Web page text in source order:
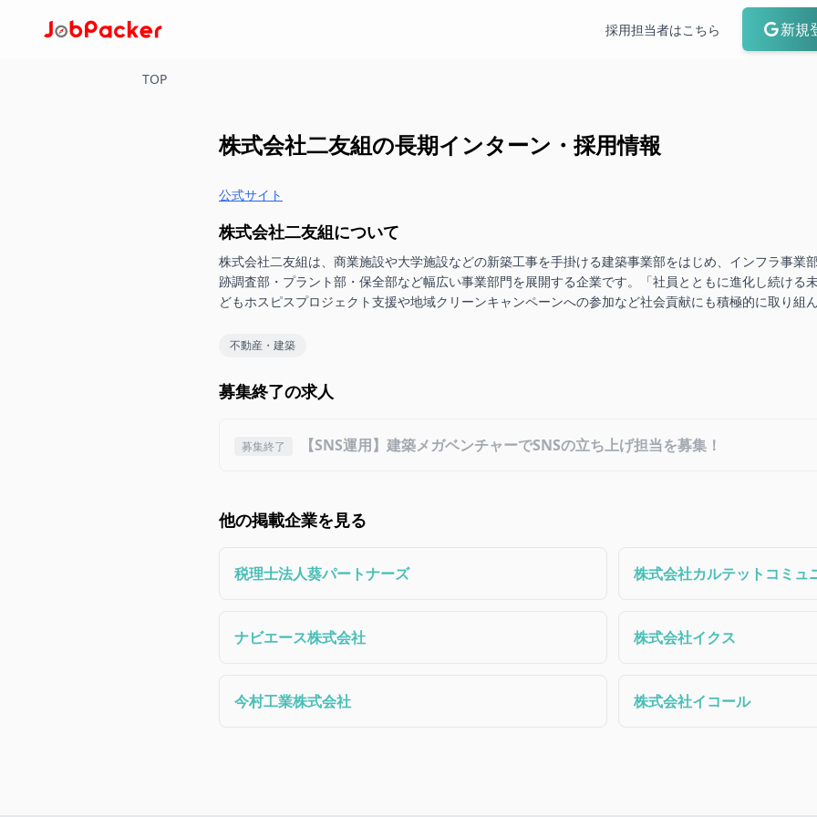
採用担当者はこちら 新規
TOP
株式会社二友組の長期インターン・採用情報
公式サイト
株式会社二友組について
株式会社二友組は、商業施設や大学施設などの新築工事を手掛ける建築事業部をはじめ、インフラ事業
跡調査部・プラント部・保全部など幅広い事業部門を展開する企業です。「社員とともに進化し続ける
どもホスピスプロジェクト支援や地域クリーンキャンペーンへの参加など社会貢献にも積極的に取り組ん
不動産・建築
募集終了の求人
募集終了 【SNS運用】建築メガベンチャーでSNSの立ち上げ担当を募集！
他の掲載企業を見る
税理士法人葵パートナーズ 株式会社カルテットコミュ
ナビエース株式会社 株式会社イクス
今村工業株式会社 株式会社イコール